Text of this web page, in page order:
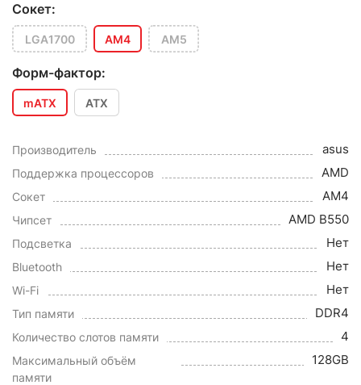
Сокет:
LGA1700 AM4 AM5
Форм-фактор:
mATX ATX
Производитель asus
Поддержка процессоров AMD
Сокет AM4
Чипсет AMD B550
Подсветка Нет
Bluetooth Нет
Wi-Fi Нет
Тип памяти DDR4
Количество слотов памяти 4
Максимальный объём
памяти
128GB